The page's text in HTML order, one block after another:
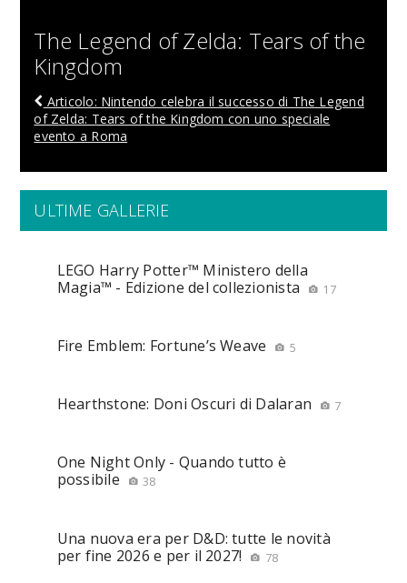
The Legend of Zelda: Tears of the
Kingdom
Articolo: Nintendo celebra il successo di The Legend
of Zelda: Tears of the Kingdom con uno speciale
evento a Roma
ULTIME GALLERIE
LEGO Harry Potter™ Ministero della
Magia™ - Edizione del collezionista
17
Fire Emblem: Fortune’s Weave 5
Hearthstone: Doni Oscuri di Dalaran 7
One Night Only - Quando tutto è
possibile
38
Una nuova era per D&D: tutte le novità
per fine 2026 e per il 2027!
78